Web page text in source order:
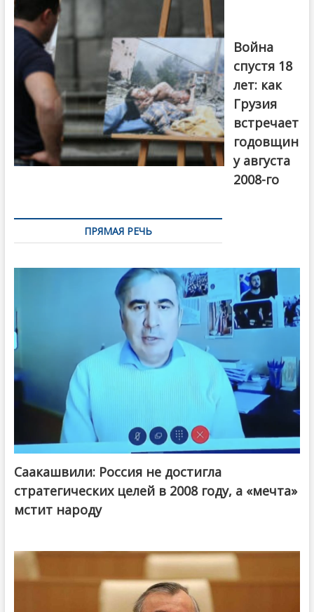
Первый канал
Война
спустя 18
лет: как
Грузия
встречает
годовщин
у августа
2008-го
ПРЯМАЯ РЕЧЬ
Саакашвили: Россия не достигла
стратегических целей в 2008 году, а «мечта»
мстит народу